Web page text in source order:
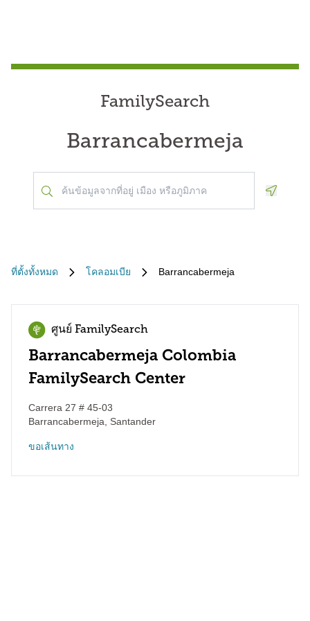
FamilySearch
Barrancabermeja
ที่ตั้งทั้งหมด โคลอมเบีย Barrancabermeja
ศูนย์ FamilySearch
Barrancabermeja Colombia
FamilySearch Center
Carrera 27 # 45-03
Barrancabermeja
Santander
ขอเส้นทาง